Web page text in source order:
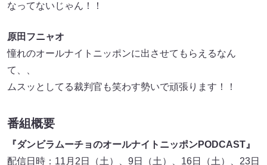
なってないじゃん！！
原田フニャオ
憧れのオールナイトニッポンに出させてもらえるなん
て、、
ムスッとしてる裁判官も笑わす勢いで頑張ります！！
番組概要
『ダンビラムーチョのオールナイトニッポンPODCAST』
配信日時：11月2日（土）、9日（土）、16日（土）、23日